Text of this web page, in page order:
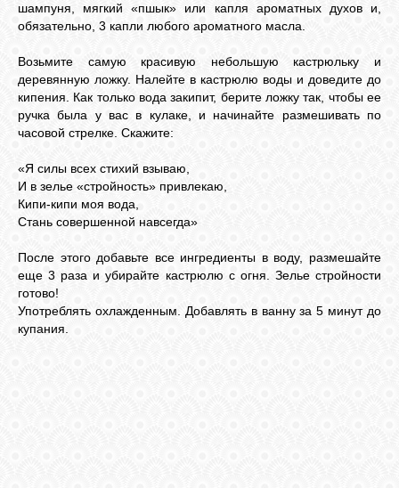
УСПЕХ
ГОРОСКОП
ВХОД
шампуня, мягкий «пшык» или капля ароматных духов и,
обязательно, 3 капли любого ароматного масла.
Возьмите самую красивую небольшую кастрюльку и
деревянную ложку. Налейте в кастрюлю воды и доведите до
кипения. Как только вода закипит, берите ложку так, чтобы ее
ручка была у вас в кулаке, и начинайте размешивать по
часовой стрелке. Скажите:
«Я силы всех стихий взываю,
И в зелье «стройность» привлекаю,
Кипи-кипи моя вода,
Стань совершенной навсегда»
После этого добавьте все ингредиенты в воду, размешайте
еще 3 раза и убирайте кастрюлю с огня. Зелье стройности
готово!
Употреблять охлажденным. Добавлять в ванну за 5 минут до
купания.